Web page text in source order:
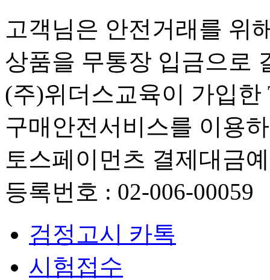
고객님은 안전거래를 위
상품을 무통장 입금으로
(주)위더스교육이 가입한
구매안전서비스를 이용
토스페이먼츠 결제대금
등록번호 : 02-006-00059
검정고시 카톡
시험접수